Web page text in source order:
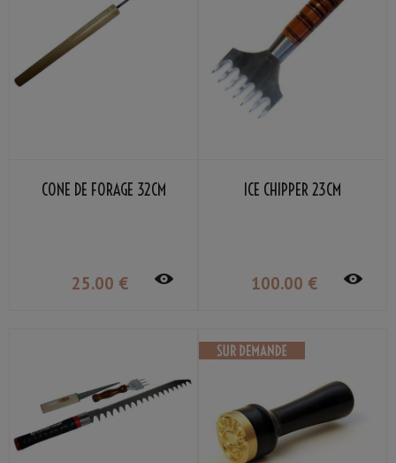
CONE DE FORAGE 32CM
25.00 €
ICE CHIPPER 23CM
100.00 €